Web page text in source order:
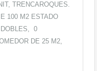
TRENCAROQUES.
100 M2 ESTADO
DOBLES, 0
DE 25 M2,